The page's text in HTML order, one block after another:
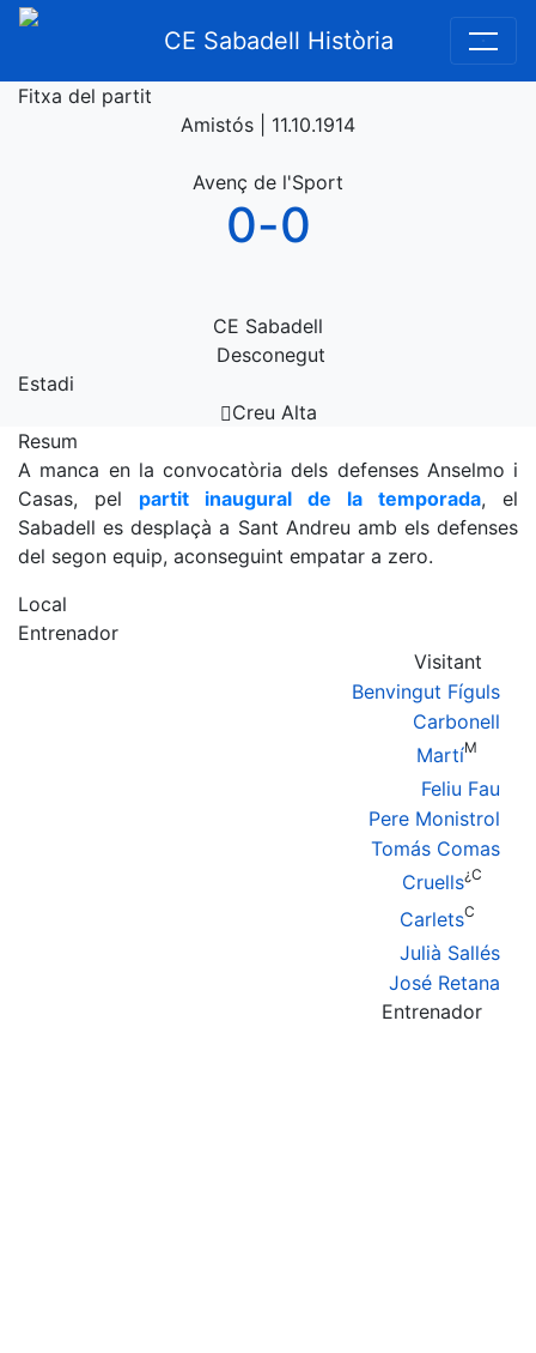
CE Sabadell Història
Fitxa del partit
Amistós | 11.10.1914
Avenç de l'Sport
0-0
CE Sabadell
Desconegut
Estadi
Creu Alta
Resum
A manca en la convocatòria dels defenses Anselmo i
Casas, pel partit inaugural de la temporada, el
Sabadell es desplaçà a Sant Andreu amb els defenses
del segon equip, aconseguint empatar a zero.
Local
Entrenador
Visitant
Benvingut Fíguls
Carbonell
MartíM
Feliu Fau
Pere Monistrol
Tomás Comas
Cruells¿C
CarletsC
Julià Sallés
José Retana
Entrenador